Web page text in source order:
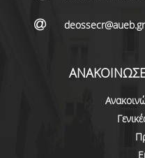
deossecr@aueb.gr